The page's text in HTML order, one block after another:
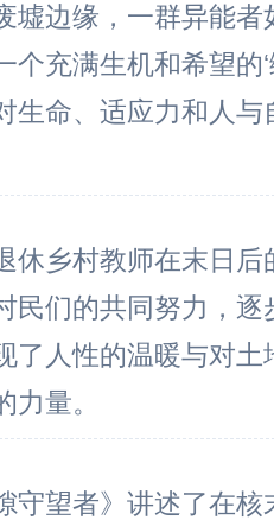
墟边缘，一群异能者
个充满生机和希望的
生命、适应力和人与
休乡村教师在末日后
民们的共同努力，逐
了人性的温暖与对
量。
守望者》讲述了在